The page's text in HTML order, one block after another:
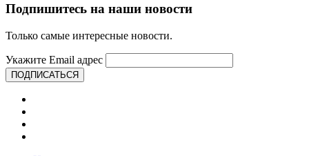
Подпишитесь на наши новости
Только самые интересные новости.
Укажите Email адрес
ПОДПИСАТЬСЯ